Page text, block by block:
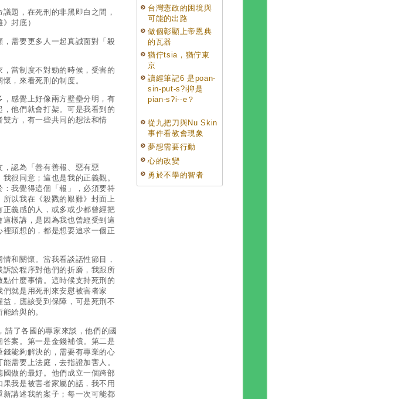
題，在死刑的非黑即白之間，
封底）
需要更多人一起真誠面對「殺
當制度不對勁的時候，受害的
，來看死刑的制度。
感覺上好像兩方壁壘分明，有
他們就會打架。可是我看到的
方，有一些共同的想法和情
認為「善有善報、惡有惡
很同意；這也是我的正義觀。
我覺得這個「報」，必須要符
以我在《殺戮的艱難》封面上
義感的人，或多或少都曾經把
樣講，是因為我也曾經受到這
頭想的，都是想要追求一個正
和關懷。當我看談話性節目，
訟程序對他們的折磨，我跟所
什麼事情。這時候支持死刑的
就是用死刑來安慰被害者家
，應該受到保障，可是死刑不
給與的。
請了各國的專家來談，他們的國
案。第一是金錢補償。第二是
能夠解決的，需要有專業的心
需要上法庭，去指證加害人。
做的最好。他們成立一個跨部
我是被害者家屬的話，我不用
講述我的案子；每一次可能都
台灣憲政的困境與
可能的出路
做個彰顯上帝恩典
的瓦器
猶佇tsia，猶佇東
京
讀經筆記6 是poan-
sin-put-s?i抑是
pian-s?i--e？
從九把刀與Nu Skin
事件看教會現象
夢想需要行動
心的改變
勇於不學的智者